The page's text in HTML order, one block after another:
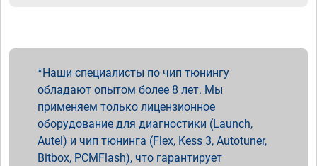
Наши специалисты по чип тюнингу
обладают опытом более 8 лет. Мы
применяем только лицензионное
оборудование для диагностики (Launch,
Autel) и чип тюнинга (Flex, Kess 3, Autotuner,
Bitbox, PCMFlash), что гарантирует